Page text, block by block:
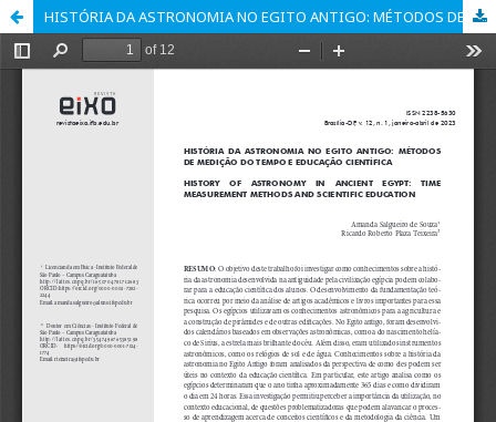
HISTÓRIA DA ASTRONOMIA NO EGITO ANTIGO: MÉTODOS DE MEDIÇÃO DO TEMPO E EDUCAÇÃO CIENTÍFICA